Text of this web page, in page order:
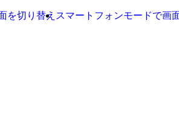
を切り替え スマートフォンモードで画